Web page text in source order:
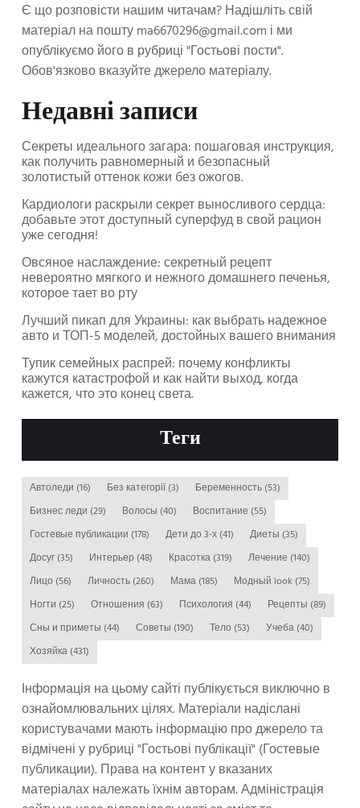
Є що розповісти нашим читачам? Надішліть свій
матеріал на поштуma6670296@gmail.com і ми
опублікуємо його в рубриці "Гостьові пости".
Обов'язково вказуйте джерело матеріалу.
Недавні записи
Секреты идеального загара: пошаговая инструкция,
как получить равномерный и безопасный
золотистый оттенок кожи без ожогов.
Кардиологи раскрыли секрет выносливого сердца:
добавьте этот доступный суперфуд в свой рацион
уже сегодня!
Овсяное наслаждение: секретный рецепт
невероятно мягкого и нежного домашнего печенья,
которое тает во рту
Лучший пикап для Украины: как выбрать надежное
авто и ТОП-5 моделей, достойных вашего внимания
Тупик семейных распрей: почему конфликты
кажутся катастрофой и как найти выход, когда
кажется, что это конец света.
Теги
Автоледи (16) Без категорії(3) Беременность (53)
Бизнес леди (29) Волосы (40) Воспитание (55)
Гостевые публикации (178) Дети до 3-х (41) Диеты (35)
Досуг (35) Интерьер (48) Красотка (319) Лечение (140)
Лицо (56) Личность (260) Мама (185) Модный look (75)
Ногти (25) Отношения (63) Психология (44) Рецепты (89)
Сны и приметы (44) Советы (190) Тело (53) Учеба (40)
Хозяйка (431)
Інформація на цьому сайті публікується виключно в
ознайомлювальних цілях. Матеріали надіслані
користувачами мають інформацію про джерело та
відмічені у рубриці "Гостьові публікації" (Гостевые
публикации). Права на контент у вказаних
матеріалах належать їхнім авторам. Адміністрація